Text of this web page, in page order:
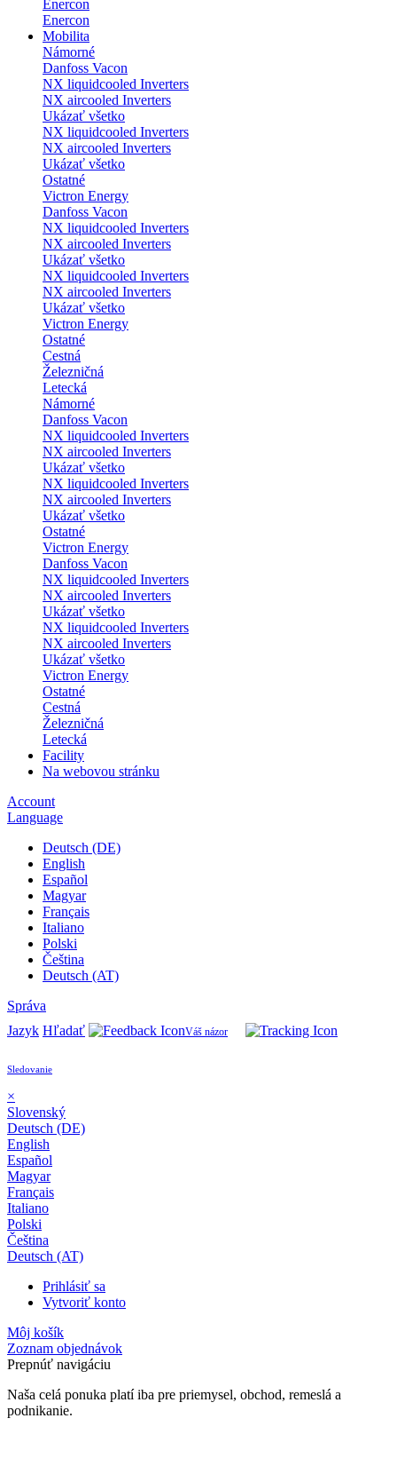
Enercon
Enercon
Mobilita
Námorné
Danfoss Vacon
NX liquidcooled Inverters
NX aircooled Inverters
Ukázať všetko
NX liquidcooled Inverters
NX aircooled Inverters
Ukázať všetko
Ostatné
Victron Energy
Danfoss Vacon
NX liquidcooled Inverters
NX aircooled Inverters
Ukázať všetko
NX liquidcooled Inverters
NX aircooled Inverters
Ukázať všetko
Victron Energy
Ostatné
Cestná
Železničná
Letecká
Námorné
Danfoss Vacon
NX liquidcooled Inverters
NX aircooled Inverters
Ukázať všetko
NX liquidcooled Inverters
NX aircooled Inverters
Ukázať všetko
Ostatné
Victron Energy
Danfoss Vacon
NX liquidcooled Inverters
NX aircooled Inverters
Ukázať všetko
NX liquidcooled Inverters
NX aircooled Inverters
Ukázať všetko
Victron Energy
Ostatné
Cestná
Železničná
Letecká
Facility
Na webovou stránku
Account
Language
Deutsch (DE)
English
Español
Magyar
Français
Italiano
Polski
Čeština
Deutsch (AT)
Správa
Jazyk Hľadať Váš názor
Sledovanie
×
Slovenský
Deutsch (DE)
English
Español
Magyar
Français
Italiano
Polski
Čeština
Deutsch (AT)
Prihlásiť sa
Vytvoriť konto
Môj košík
Zoznam objednávok
Prepnúť navigáciu
Naša celá ponuka platí iba pre priemysel, obchod, remeslá a
podnikanie.